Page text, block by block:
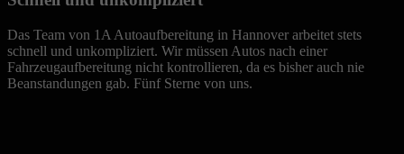
Das Team von 1A Autoaufbereitung in Hannover arbeitet stets
schnell und unkompliziert. Wir müssen Autos nach einer
Fahrzeugaufbereitung nicht kontrollieren, da es bisher auch nie
Beanstandungen gab. Fünf Sterne von uns.